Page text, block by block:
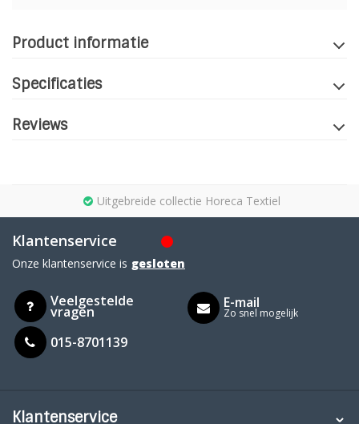
Product informatie
Specificaties
Reviews
Uitgebreide collectie Horeca Textiel
Klantenservice
Onze klantenservice is gesloten
Veelgestelde
vragen
015-8701139
E-mail
Zo snel mogelijk
Klantenservice